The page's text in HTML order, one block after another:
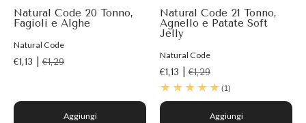
Natural Code 20 Tonno,
Fagioli e Alghe
Natural Code
€1,13 | €1,29
Aggiungi
Natural Code 21 Tonno,
Agnello e Patate Soft
Jelly
Natural Code
€1,13 | €1,29
(1)
Aggiungi